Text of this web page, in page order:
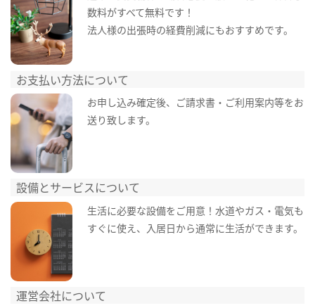
数料がすべて無料です！
法人様の出張時の経費削減にもおすすめです。
お支払い方法について
お申し込み確定後、ご請求書・ご利用案内等をお
送り致します。
設備とサービスについて
生活に必要な設備をご用意！水道やガス・電気も
すぐに使え、入居日から通常に生活ができます。
運営会社について